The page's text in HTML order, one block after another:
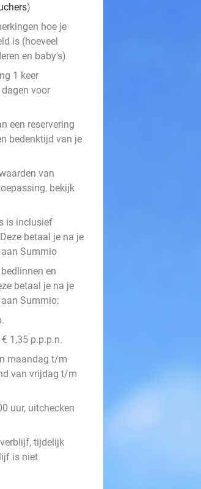
)
hoe je
is (hoeveel
en baby's)
1 keer
voor
een reservering
bedenktijd van je
van
bekijk
is inclusief
betaal je na je
Summio
en
betaal je na je
Summio:
1,35 p.p.p.n.
maandag t/m
van vrijdag t/m
uur, uitchecken
tijdelijk
is niet